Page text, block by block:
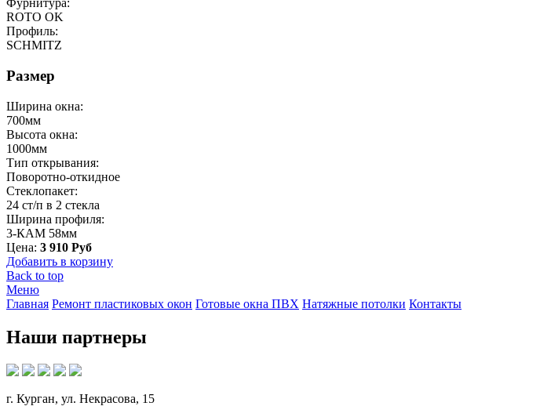
Фурнитура:
ROTO OK
Профиль:
SCHMITZ
Размер
Ширина окна:
700мм
Высота окна:
1000мм
Тип открывания:
Поворотно-откидное
Стеклопакет:
24 ст/п в 2 стекла
Ширина профиля:
3-КАМ 58мм
Цена: 3 910 Руб
Добавить в корзину
Back to top
Меню
Главная Ремонт пластиковых окон Готовые окна ПВХ Натяжные потолки Контакты
Наши партнеры
г. Курган, ул. Некрасова, 15